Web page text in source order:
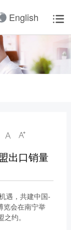

English
 
出口销量
遇，共建中国-
览会在南宁举
约。